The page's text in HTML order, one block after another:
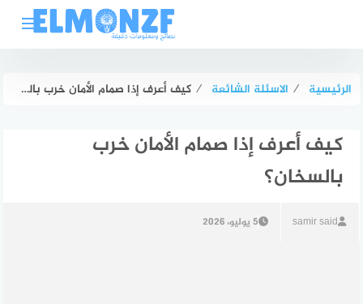
الرئيسية ⁄ الاسئلة الشائعة ⁄ كيف أعرف إذا صمام الأمان خرب بالسخان؟
كيف أعرف إذا صمام الأمان خرب
بالسخان؟
samir said 5 يوليو، 2026